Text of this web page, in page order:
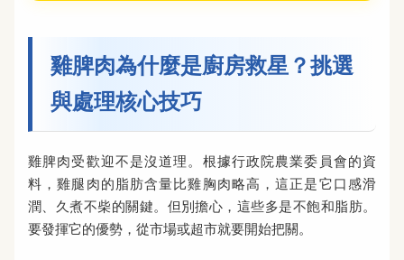
雞脾肉為什麼是廚房救星？挑選
與處理核心技巧
雞脾肉受歡迎不是沒道理。根據行政院農業委員會的資
料，雞腿肉的脂肪含量比雞胸肉略高，這正是它口感滑
潤、久煮不柴的關鍵。但別擔心，這些多是不飽和脂肪。
要發揮它的優勢，從市場或超市就要開始把關。